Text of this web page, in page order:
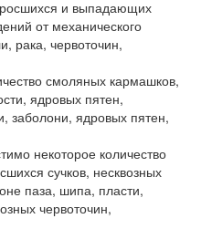
и выпадающих
от механического
рака, червоточин,
смоляных кармашков,
ядровых пятен,
заболони, ядровых пятен,
некоторое количество
сучков, несквозных
паза, шипа, пласти,
червоточин,